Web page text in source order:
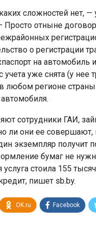
сложностей нет,
Просто отныне
о регистрации
на
уже снята (у нее
регионе
сотрудники ГАИ,
ли они ее
экземпляр получит
бумаг не
услуга стоила 155
пишет sb.by.
OK.ru Facebook